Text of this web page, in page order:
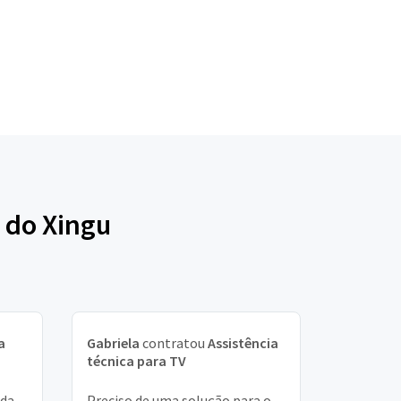
Xingu
Gabriela contratou Assistência
técnica para TV